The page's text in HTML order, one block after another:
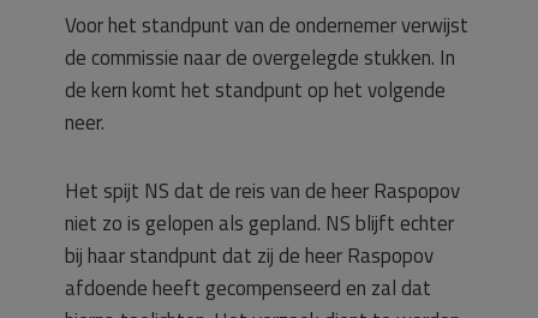
Voor het standpunt van de ondernemer verwijst
de commissie naar de overgelegde stukken. In
de kern komt het standpunt op het volgende
neer.
Het spijt NS dat de reis van de heer Raspopov
niet zo is gelopen als gepland. NS blijft echter
bij haar standpunt dat zij de heer Raspopov
afdoende heeft gecompenseerd en zal dat